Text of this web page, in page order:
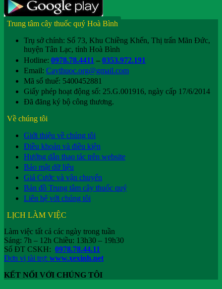
Trung tâm cây thuốc quý Hoà Bình
Trụ sở chính: Số 73, Khu Chiềng Khến, Thị trấn Mãn Đức,
huyện Tân Lạc, tỉnh Hoà Bình
Hotline: 0978.78.4411 – 0353.972.191
Email: Caythuoc.org@gmail.com
Mã số thuế: 5400452881
Giấy phép hoạt động số: 25.G.001916, ngày cấp 17/6/2014
Đã đăng ký bộ công thương.
Về chúng tôi
Giới thiệu về chúng tôi
Điều khoản và điều kiện
Hướng dẫn thao tác trên website
Bảo mật dữ liệu
Giá Cước và vận chuyển
Bản đồ Trung tâm cây thuốc quý
Liên hệ với chúng tôi
LỊCH LÀM VIỆC
Làm việc tất cả các ngày trong tuần
Sáng: 7h – 12h Chiều: 13h30 – 19h30
Số ĐT CSKH: 0978.78.44.11
Đơn vị tài trợ: www.xexinh.net
KẾT NỐI VỚI CHÚNG TÔI